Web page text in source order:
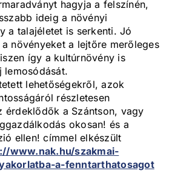
hagyja a felszínén,
ideig a növényi
a talajéletet is serkenti. Jó
növényeket a lejtőre merőleges
így a kultúrnövény is
lemosódását.
lehetőségekről, azok
részletesen
érdeklődők a Szántson, vagy
okosan! és a
ellen! címmel elkészült
www.nak.hu/szakmai-
a-fenntarthatosagot